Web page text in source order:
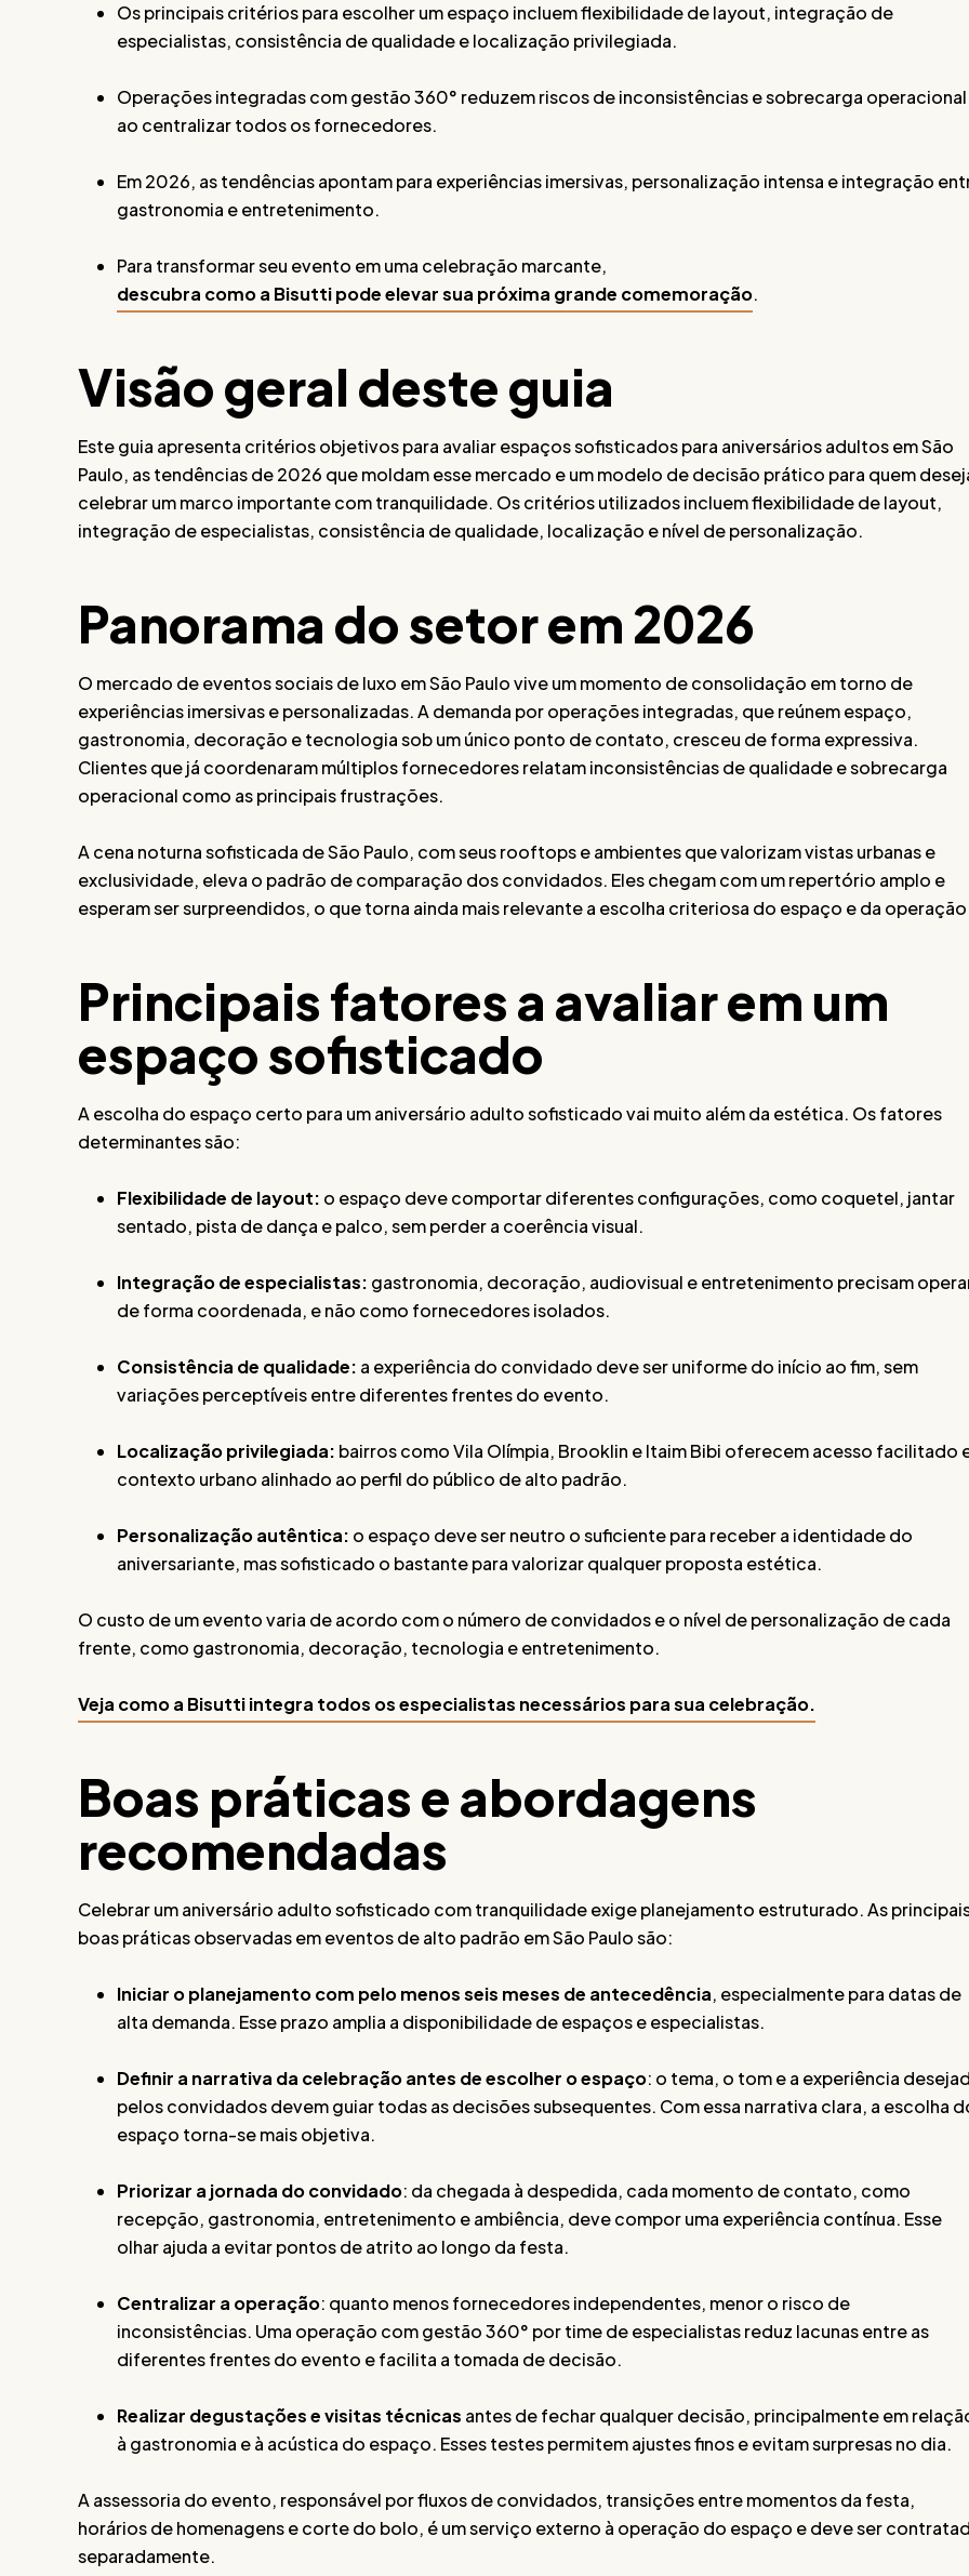
Os principais critérios para escolher um espaço incluem flexibilidade de layout, integração de
especialistas, consistência de qualidade e localização privilegiada.
Operações integradas com gestão 360° reduzem riscos de inconsistências e sobrecarga operacional
ao centralizar todos os fornecedores.
Em 2026, as tendências apontam para experiências imersivas, personalização intensa e integração
gastronomia e entretenimento.
Para transformar seu evento em uma celebração marcante,
descubra como a Bisutti pode elevar sua próxima grande comemoração.
Visão geral deste guia
Este guia apresenta critérios objetivos para avaliar espaços sofisticados para aniversários adultos em São
Paulo, as tendências de 2026 que moldam esse mercado e um modelo de decisão prático para quem
celebrar um marco importante com tranquilidade. Os critérios utilizados incluem flexibilidade de layout,
integração de especialistas, consistência de qualidade, localização e nível de personalização.
Panorama do setor em 2026
O mercado de eventos sociais de luxo em São Paulo vive um momento de consolidação em torno de
experiências imersivas e personalizadas. A demanda por operações integradas, que reúnem espaço,
gastronomia, decoração e tecnologia sob um único ponto de contato, cresceu de forma expressiva.
Clientes que já coordenaram múltiplos fornecedores relatam inconsistências de qualidade e sobrecarga
operacional como as principais frustrações.
A cena noturna sofisticada de São Paulo, com seus rooftops e ambientes que valorizam vistas urbanas e
exclusividade, eleva o padrão de comparação dos convidados. Eles chegam com um repertório amplo e
esperam ser surpreendidos, o que torna ainda mais relevante a escolha criteriosa do espaço e da
Principais fatores a avaliar em um
espaço sofisticado
A escolha do espaço certo para um aniversário adulto sofisticado vai muito além da estética. Os fatores
determinantes são:
Flexibilidade de layout: o espaço deve comportar diferentes configurações, como coquetel, jantar
sentado, pista de dança e palco, sem perder a coerência visual.
Integração de especialistas: gastronomia, decoração, audiovisual e entretenimento precisam
de forma coordenada, e não como fornecedores isolados.
Consistência de qualidade: a experiência do convidado deve ser uniforme do início ao fim, sem
variações perceptíveis entre diferentes frentes do evento.
Localização privilegiada: bairros como Vila Olímpia, Brooklin e Itaim Bibi oferecem acesso facilitado
contexto urbano alinhado ao perfil do público de alto padrão.
Personalização autêntica: o espaço deve ser neutro o suficiente para receber a identidade do
aniversariante, mas sofisticado o bastante para valorizar qualquer proposta estética.
O custo de um evento varia de acordo com o número de convidados e o nível de personalização de cada
frente, como gastronomia, decoração, tecnologia e entretenimento.
Veja como a Bisutti integra todos os especialistas necessários para sua celebração.
Boas práticas e abordagens
recomendadas
Celebrar um aniversário adulto sofisticado com tranquilidade exige planejamento estruturado. As
boas práticas observadas em eventos de alto padrão em São Paulo são:
Iniciar o planejamento com pelo menos seis meses de antecedência, especialmente para datas de
alta demanda. Esse prazo amplia a disponibilidade de espaços e especialistas.
Definir a narrativa da celebração antes de escolher o espaço: o tema, o tom e a experiência
pelos convidados devem guiar todas as decisões subsequentes. Com essa narrativa clara, a escolha
espaço torna-se mais objetiva.
Priorizar a jornada do convidado: da chegada à despedida, cada momento de contato, como
recepção, gastronomia, entretenimento e ambiência, deve compor uma experiência contínua. Esse
olhar ajuda a evitar pontos de atrito ao longo da festa.
Centralizar a operação: quanto menos fornecedores independentes, menor o risco de
inconsistências. Uma operação com gestão 360° por time de especialistas reduz lacunas entre as
diferentes frentes do evento e facilita a tomada de decisão.
Realizar degustações e visitas técnicas antes de fechar qualquer decisão, principalmente em
à gastronomia e à acústica do espaço. Esses testes permitem ajustes finos e evitam surpresas no dia.
A assessoria do evento, responsável por fluxos de convidados, transições entre momentos da festa,
horários de homenagens e corte do bolo, é um serviço externo à operação do espaço e deve ser
separadamente.